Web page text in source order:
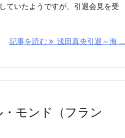
ていたようですが、引退会見を受
記事を読む 浅田真央引退～海 ...
モンド（フラン